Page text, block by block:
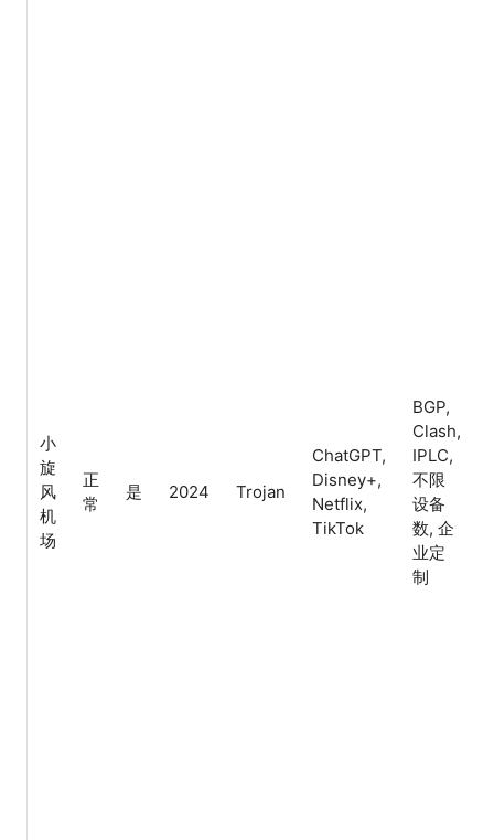
小
旋
风
机
场
正
常
是 2024 Trojan
ChatGPT,
Disney+,
Netflix,
TikTok
BGP,
Clash,
IPLC,
不限
设备
数, 企
业定
制